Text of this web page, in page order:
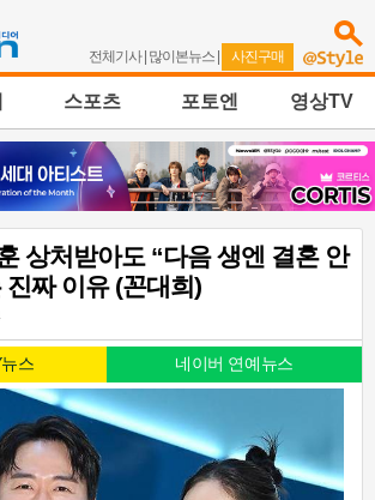
전체기사| 많이본뉴스 | 사진구매
스포츠 포토엔 영상TV
상처받아도 “다음 생엔 결혼 안
짜 이유 (꼰대희)
스 네이버 연예뉴스